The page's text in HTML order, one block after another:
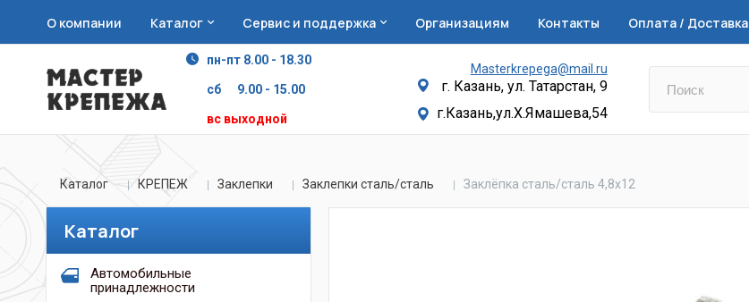
О компании Каталог Сервис и поддержка Организациям Контакты Оплата / Доставка
пн-пт 8.00 - 18.30
сб 9.00 - 15.00
вс выходной
Masterkrepega@mail.ru
г. Казань, ул. Татарстан, 9
г.Казань,ул.Х.Ямашева,54
Каталог КРЕПЕЖ Заклепки Заклепки сталь/сталь Заклёпка сталь/сталь 4,8х12
Каталог
Автомобильные
принадлежности